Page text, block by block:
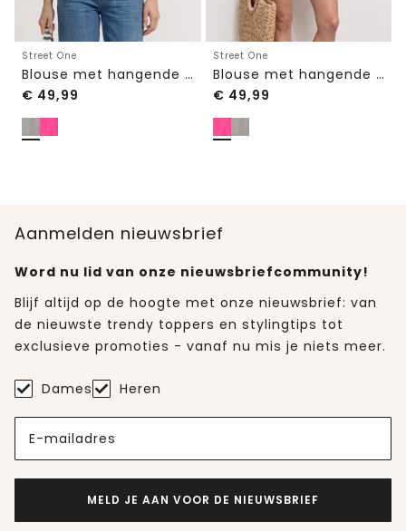
Street One
Blouse met hangende schouder in linnen
€ 49,99
Street One
Blouse met hangende schouder in linnen
€ 49,99
Aanmelden nieuwsbrief
Word nu lid van onze nieuwsbriefcommunity!
Blijf altijd op de hoogte met onze nieuwsbrief: van
de nieuwste trendy toppers en stylingtips tot
exclusieve promoties - vanaf nu mis je niets meer.
Dames Heren
E-mailadres
MELD JE AAN VOOR DE NIEUWSBRIEF